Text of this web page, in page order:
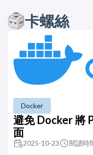
卡螺絲
Docker
避免 Docker 將
面
2025-10-23 閱讀時